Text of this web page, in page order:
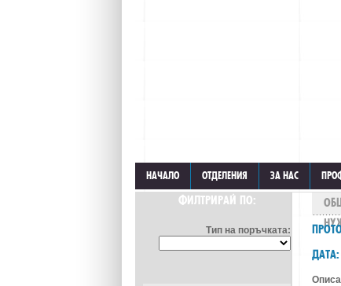
НАЧАЛО ОТДЕЛЕНИЯ ЗА НАС
ФИЛТРИРАЙ ПО:
Тип на поръчката:
ДАТА: